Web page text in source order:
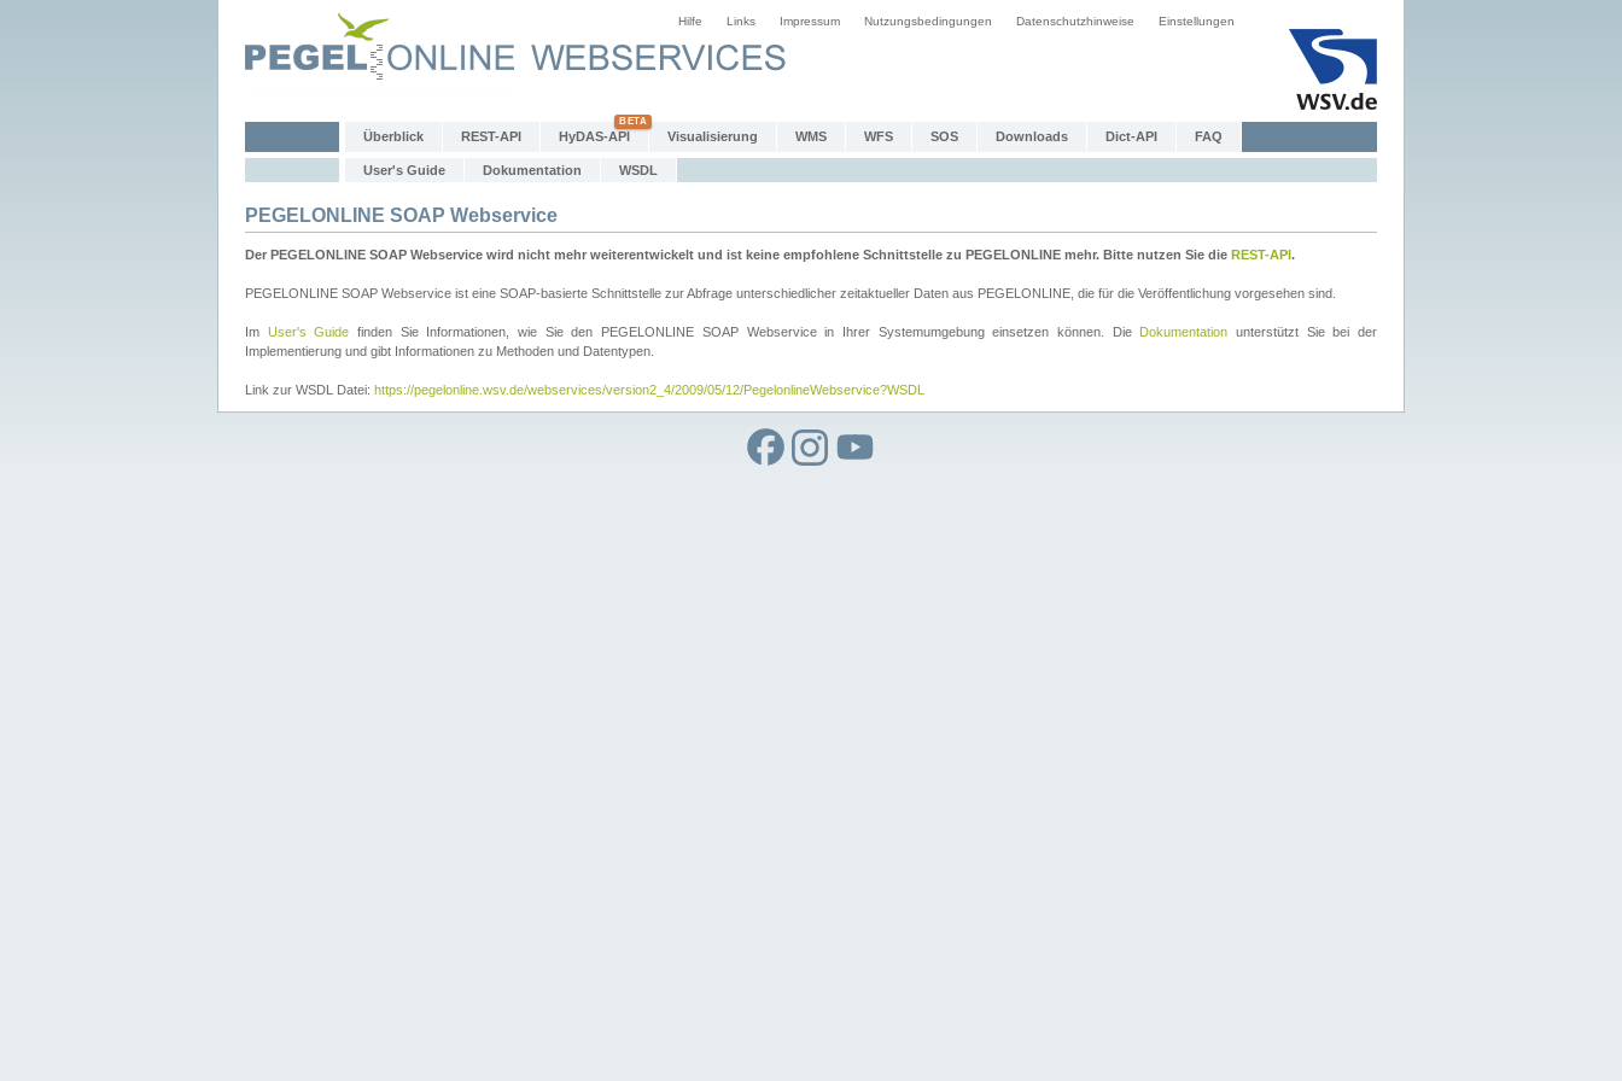
Hilfe Links Impressum Nutzungsbedingungen Datenschutzhinweise Einstellungen
Überblick REST-API HyDAS-API Visualisierung WMS WFS SOS Downloads Dict-API FAQ
User's Guide Dokumentation WSDL
PEGELONLINE SOAP Webservice
Der PEGELONLINE SOAP Webservice wird nicht mehr weiterentwickelt und ist keine empfohlene Schnittstelle zu PEGELONLINE mehr. Bitte nutzen Sie die REST-API.
PEGELONLINE SOAP Webservice ist eine SOAP-basierte Schnittstelle zur Abfrage unterschiedlicher zeitaktueller Daten aus PEGELONLINE, die für die Veröffentlichung vorgesehen sind.
Im User's Guide finden Sie Informationen, wie Sie den PEGELONLINE SOAP Webservice in Ihrer Systemumgebung einsetzen können. Die Dokumentation unterstützt Sie bei der
Implementierung und gibt Informationen zu Methoden und Datentypen.
Link zur WSDL Datei: https://pegelonline.wsv.de/webservices/version2_4/2009/05/12/PegelonlineWebservice?WSDL